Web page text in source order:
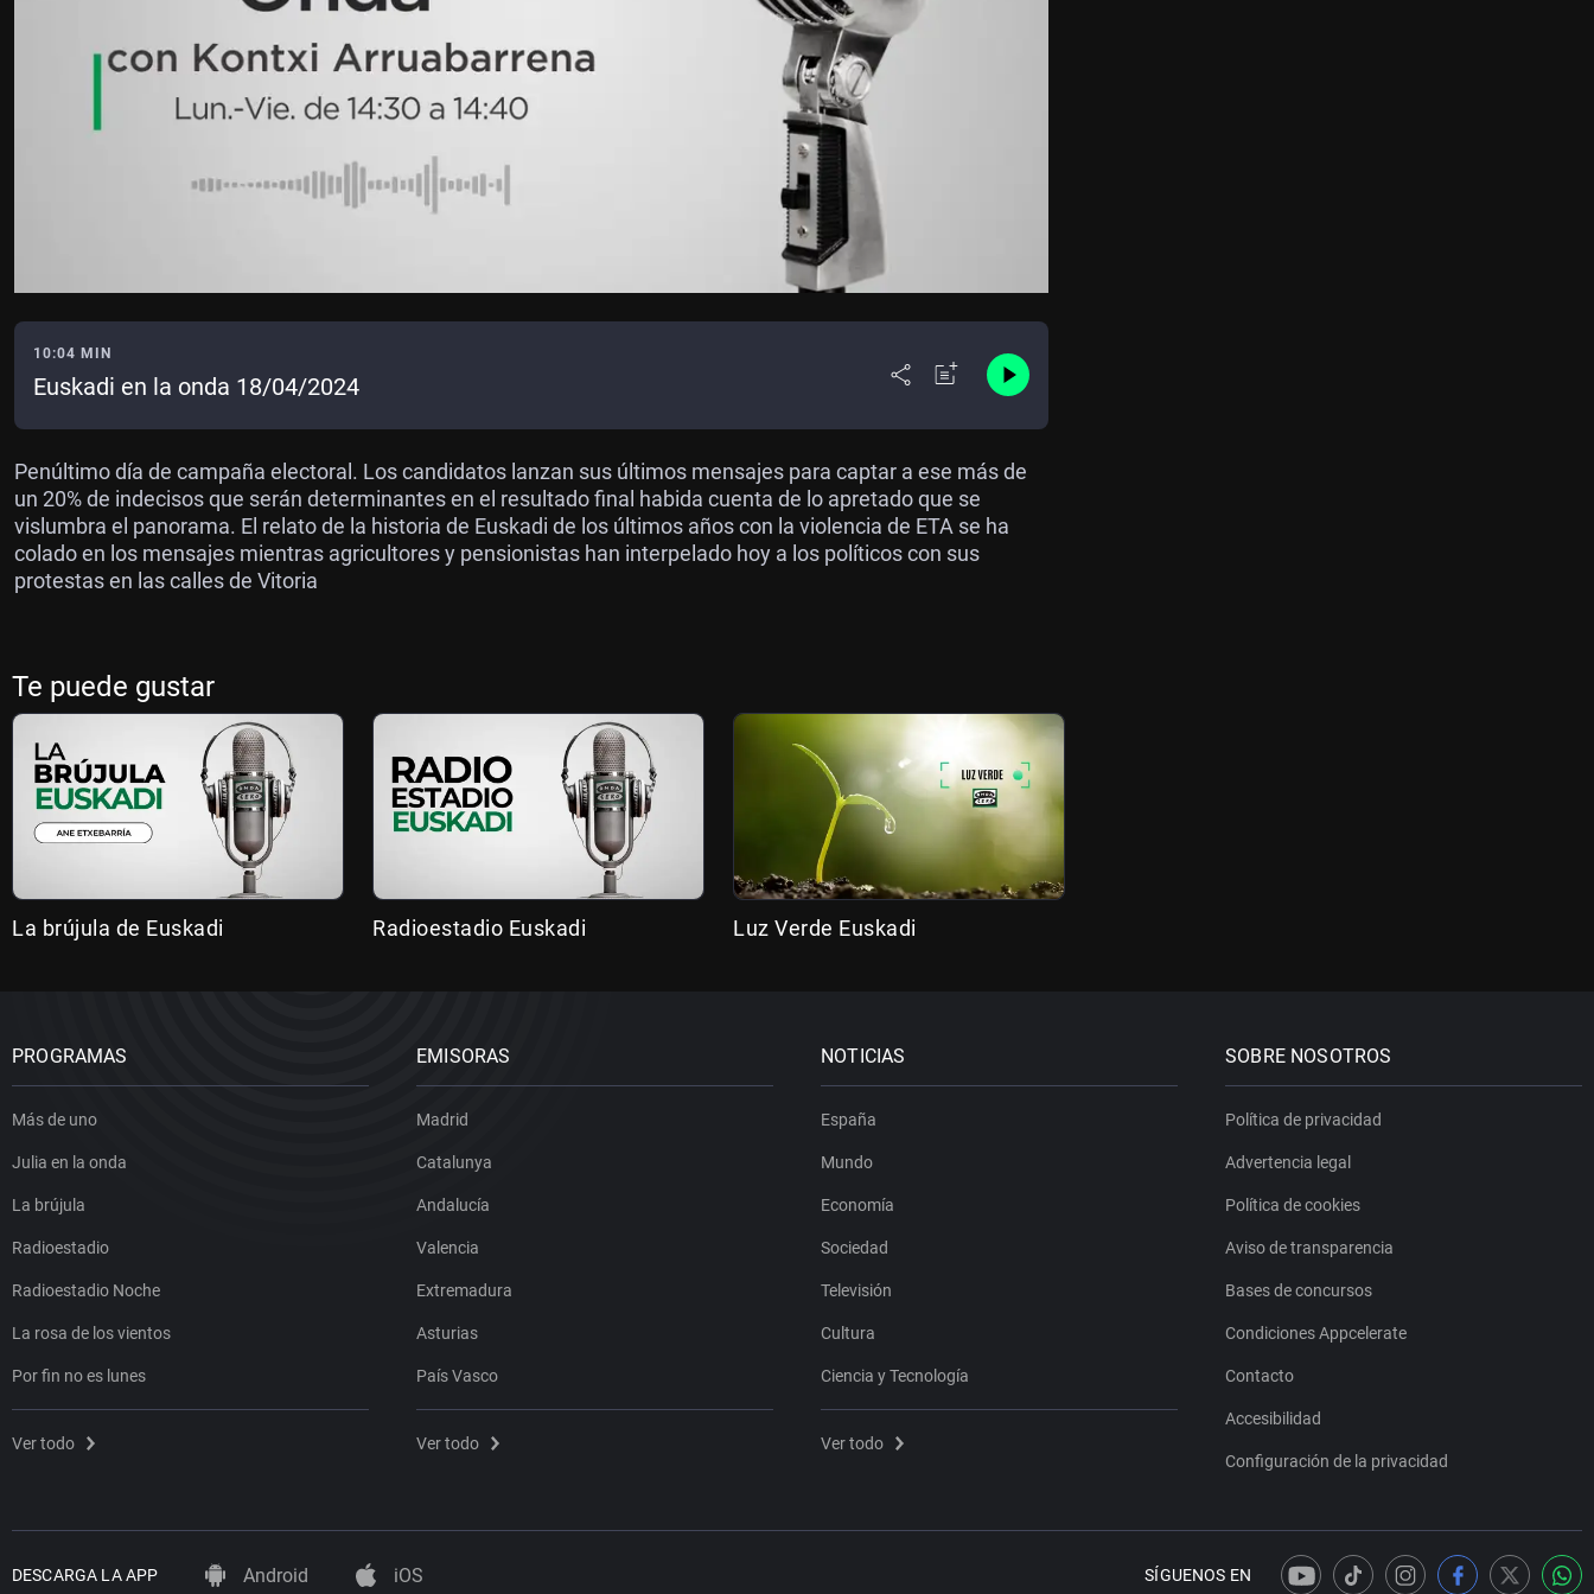
10:04 MIN
Euskadi en la onda 18/04/2024
Penúltimo día de campaña electoral. Los candidatos lanzan sus últimos mensajes para captar a ese más de
un 20% de indecisos que serán determinantes en el resultado final habida cuenta de lo apretado que se
vislumbra el panorama. El relato de la historia de Euskadi de los últimos años con la violencia de ETA se ha
colado en los mensajes mientras agricultores y pensionistas han interpelado hoy a los políticos con sus
protestas en las calles de Vitoria
Te puede gustar
La brújula de Euskadi Radioestadio Euskadi Luz Verde Euskadi
PROGRAMAS
Más de uno
Julia en la onda
La brújula
Radioestadio
Radioestadio Noche
La rosa de los vientos
Por fin no es lunes
Ver todo
EMISORAS
Madrid
Catalunya
Andalucía
Valencia
Extremadura
Asturias
País Vasco
Ver todo
NOTICIAS
España
Mundo
Economía
Sociedad
Televisión
Cultura
Ciencia y Tecnología
Ver todo
SOBRE NOSOTROS
Política de privacidad
Advertencia legal
Política de cookies
Aviso de transparencia
Bases de concursos
Condiciones Appcelerate
Contacto
Accesibilidad
Configuración de la privacidad
DESCARGA LA APP Android iOS SÍGUENOS EN